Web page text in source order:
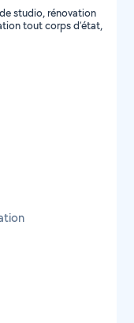
studio, rénovation
tout corps d’état,